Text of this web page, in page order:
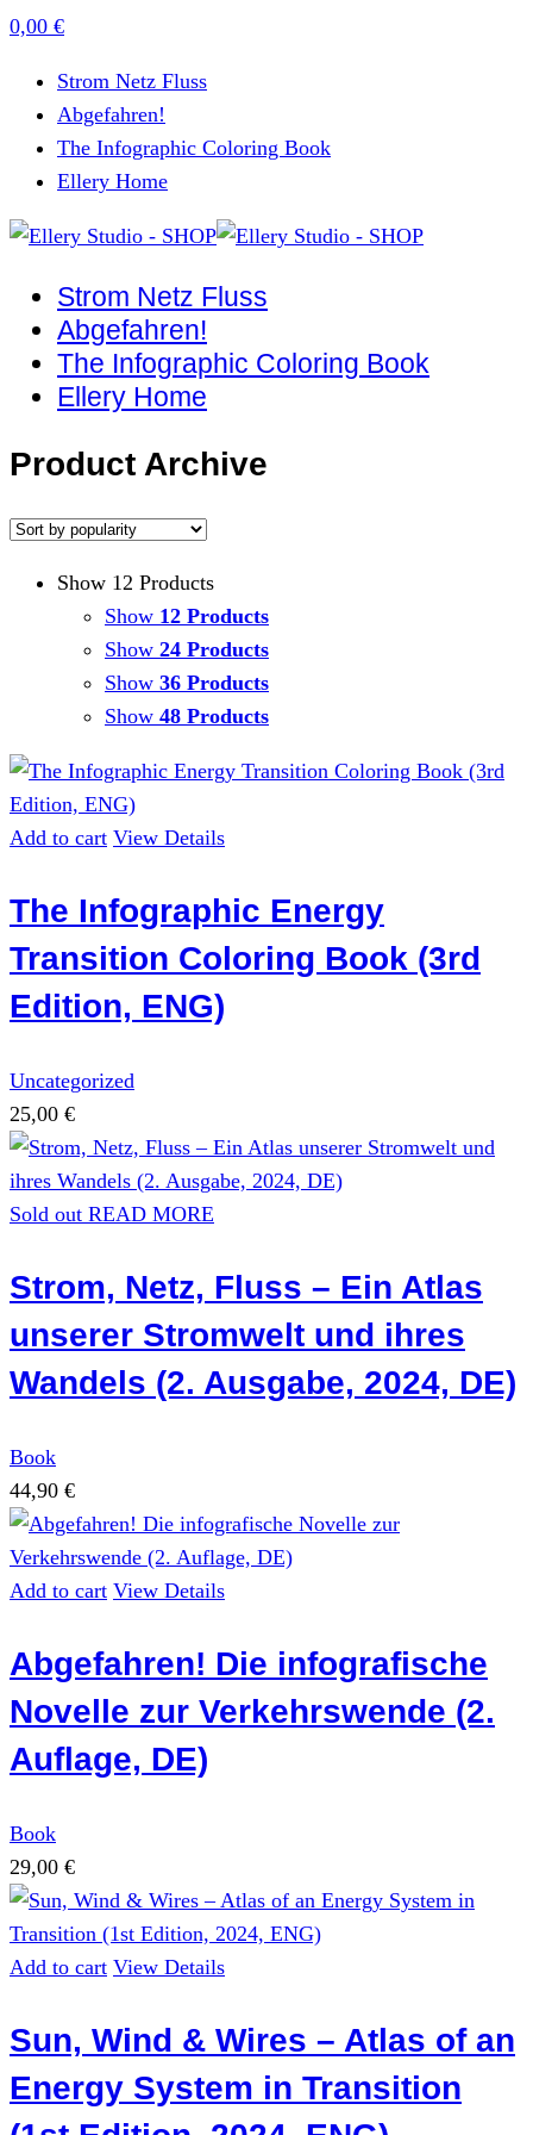
0,00 €
Strom Netz Fluss
Abgefahren!
The Infographic Coloring Book
Ellery Home
Strom Netz Fluss
Abgefahren!
The Infographic Coloring Book
Ellery Home
Product Archive
Show 12 Products
Show 12 Products
Show 24 Products
Show 36 Products
Show 48 Products
Add to cart View Details
The Infographic Energy
Transition Coloring Book (3rd
Edition, ENG)
Uncategorized
25,00 €
Sold out READ MORE
Strom, Netz, Fluss – Ein Atlas
unserer Stromwelt und ihres
Wandels (2. Ausgabe, 2024, DE)
Book
44,90 €
Add to cart View Details
Abgefahren! Die infografische
Novelle zur Verkehrswende (2.
Auflage, DE)
Book
29,00 €
Add to cart View Details
Sun, Wind & Wires – Atlas of an
Energy System in Transition